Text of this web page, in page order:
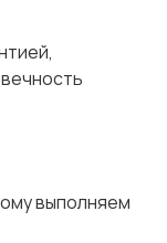
выполняем